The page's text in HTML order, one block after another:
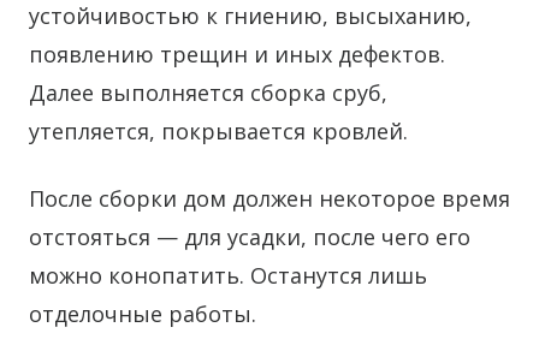
устойчивостью к гниению, высыханию,
появлению трещин и иных дефектов.
Далее выполняется сборка сруб,
утепляется, покрывается кровлей.
После сборки дом должен некоторое время
отстояться — для усадки, после чего его
можно конопатить. Останутся лишь
отделочные работы.